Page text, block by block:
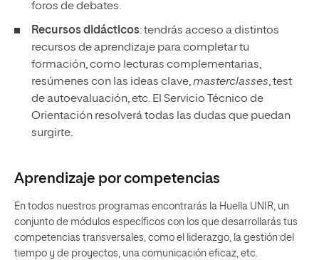
foros de debates.
Recursos didácticos: tendrás acceso a distintos
recursos de aprendizaje para completar tu
formación, como lecturas complementarias,
resúmenes con las ideas clave,masterclasses, test
de autoevaluación, etc. El Servicio Técnico de
Orientación resolverá todas las dudas que puedan
surgirte.
Aprendizaje por competencias
En todos nuestros programas encontrarás la Huella UNIR, un
conjunto de módulos específicos con los que desarrollarás tus
competencias transversales, como el liderazgo, la gestión del
tiempo y de proyectos, una comunicación eficaz, etc.